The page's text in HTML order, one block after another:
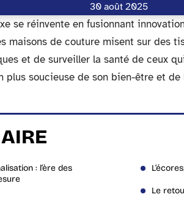
30 août 2025
se réinvente en fusionnant
maisons de couture misent sur des
et de surveiller la santé de ceux
plus soucieuse de son bien-être et
: l’ère des
Le